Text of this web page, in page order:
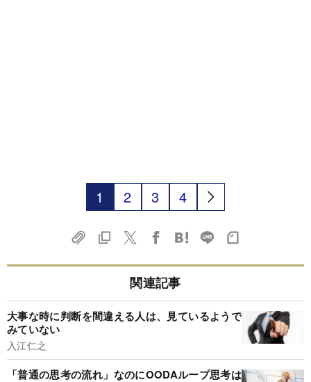
1 2 3 4
関連記事
大事な時に判断を間違える人は、見ているようで
みていない
入江仁之
「普通の思考の流れ」なのにOODAループ思考は